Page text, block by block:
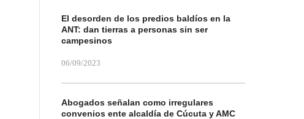
El desorden de los predios baldíos en la
ANT: dan tierras a personas sin ser
campesinos
06/09/2023
Abogados señalan como irregulares
convenios ente alcaldía de Cúcuta y AMC